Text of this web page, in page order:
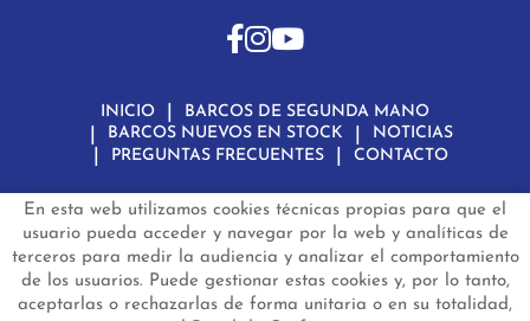
En esta web utilizamos cookies técnicas propias para que el
usuario pueda acceder y navegar por la web y analíticas de
terceros para medir la audiencia y analizar el comportamiento
de los usuarios. Puede gestionar estas cookies y, por lo tanto,
aceptarlas o rechazarlas de forma unitaria o en su totalidad,
INICIO
BARCOS DE SEGUNDA MANO
BARCOS NUEVOS EN STOCK
NOTICIAS
PREGUNTAS FRECUENTES
CONTACTO
Aviso Legal
Política de Privacidad de Datos
Política de Cookies
Configuración de Cookies
barconautas.com© 2024 - Diseño y programación por Edina.es